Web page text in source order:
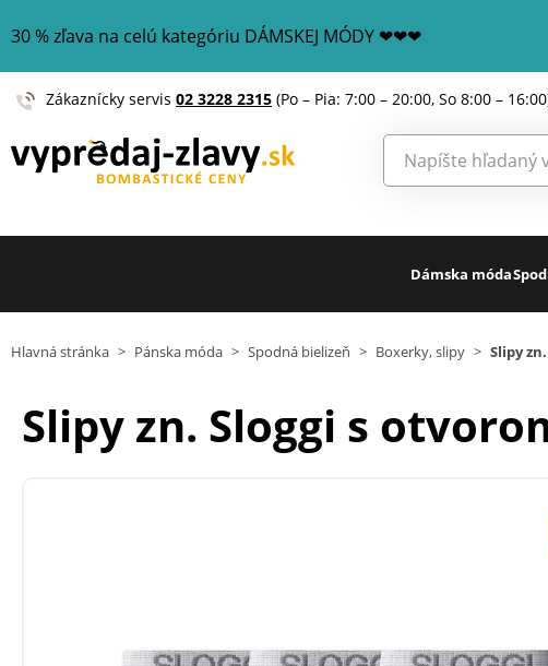
30 % zľava na celú kategóriu DÁMSKEJ MÓDY ❤❤❤
Zákaznícky servis 02 3228 2315 (Po – Pia: 7:00 – 20:00, So 8:00 –
Dámska móda
Hlavná stránka > Pánska móda > Spodná bielizeň > Boxerky, slipy > Slipy
Slipy zn. Sloggi s